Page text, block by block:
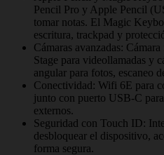
Pencil Pro y Apple Pencil
tomar notas. El Magic
escritura, trackpad y
Cámaras avanzadas:
Stage para videollamadas y
angular para fotos, escaneo
Conectividad: Wifi 6E para
junto con puerto USB-C
externos.
Seguridad con Touch ID:
desbloquear el dispositivo,
forma segura.